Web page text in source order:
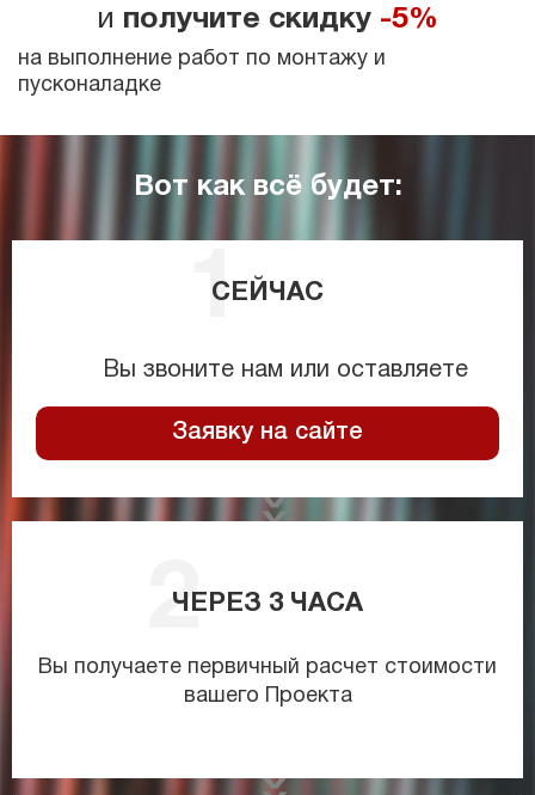
и получите скидку -5%
на выполнение работ по монтажу и
пусконаладке
Вот как всё будет:
СЕЙЧАС
Вы звоните нам или оставляете
Заявку на сайте
ЧЕРЕЗ 3 ЧАСА
Вы получаете первичный расчет стоимости
вашего Проекта